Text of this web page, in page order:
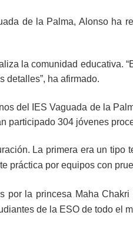
de la Palma, Alonso ha
la comunidad educativa.
detalles”, ha afirmado.
del IES Vaguada de la
participado 304 jóvenes
La primera era un
práctica por equipos con
la princesa Maha
de la ESO de todo el